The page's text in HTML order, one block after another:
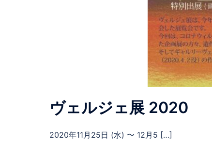
ヴェルジェ展 2020
2020年11月25日 (水) 〜 12月5 […]